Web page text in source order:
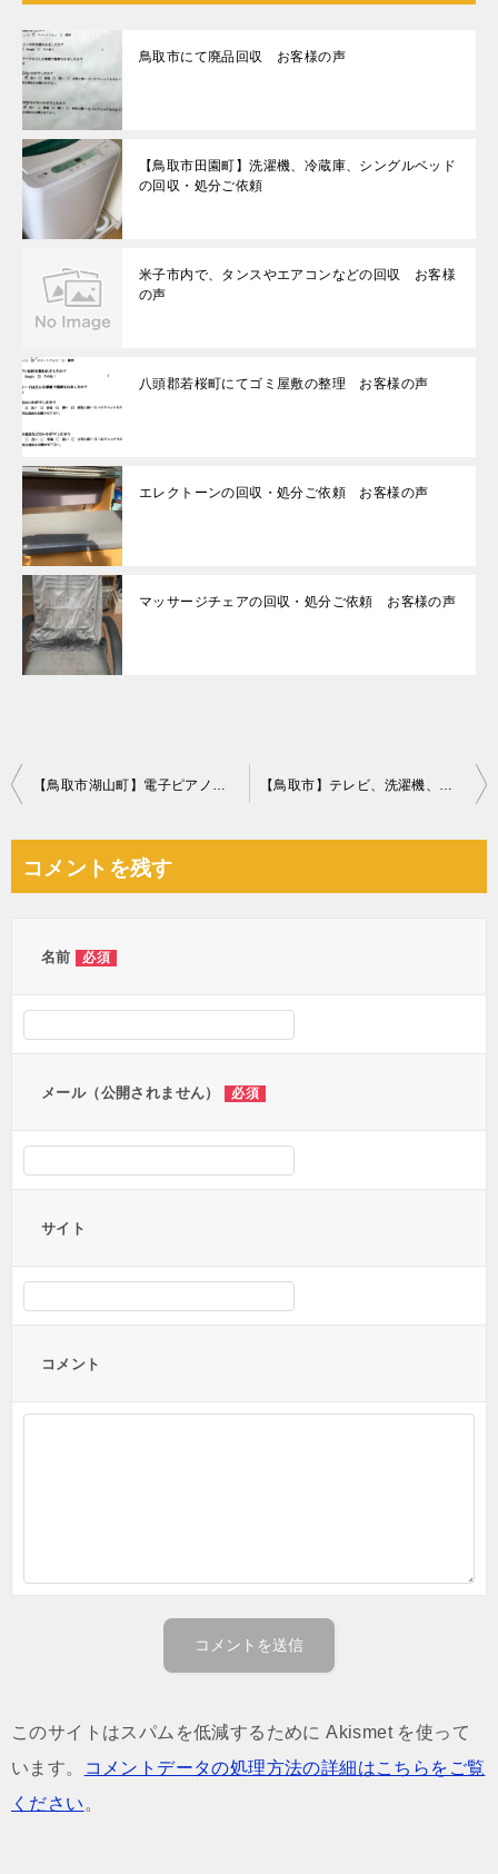
鳥取市にて廃品回収 お客様の声
【鳥取市田園町】洗濯機、冷蔵庫、シングルベッド
の回収・処分ご依頼
米子市内で、タンスやエアコンなどの回収 お客様
の声
八頭郡若桜町にてゴミ屋敷の整理 お客様の声
エレクトーンの回収・処分ご依頼 お客様の声
マッサージチェアの回収・処分ご依頼 お客様の声
投
ビ
【鳥取市湖山町】電子ピアノの回収・処分ご依頼 お客様の声 【鳥取市】テレビ、洗濯機、カーペット、布団等の回収・処分ご依頼
コメントを残す
名前 必須
メール（公開されません） 必須
サイト
コメント
このサイトはスパムを低減するために Akismet を使って
います。
コメントデータの処理方法の詳細はこちらをご覧
ください 。